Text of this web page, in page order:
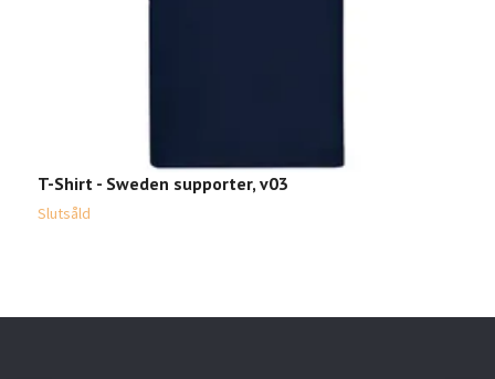
T-Shirt - Sweden supporter, v03
Slutsåld